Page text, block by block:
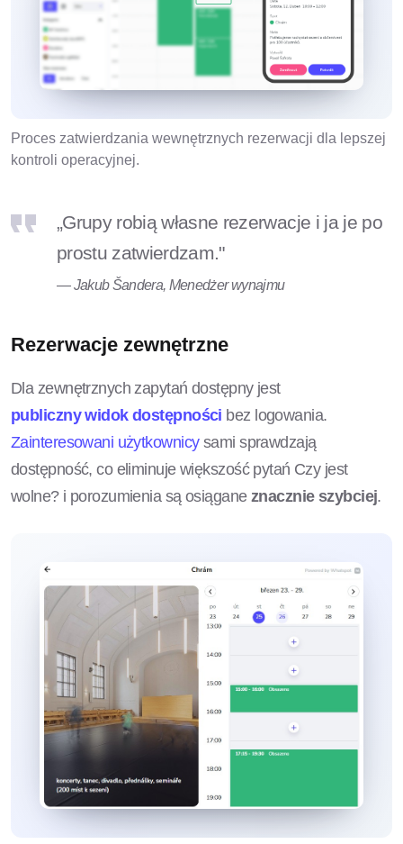
Proces zatwierdzania wewnętrznych rezerwacji dla lepszej
kontroli operacyjnej.
„Grupy robią własne rezerwacje i ja je po
prostu zatwierdzam."
— Jakub Šandera, Menedżer wynajmu
Rezerwacje zewnętrzne
Dla zewnętrznych zapytań dostępny jest
publiczny widok dostępności bez logowania.
Zainteresowani użytkownicysami sprawdzają
dostępność, co eliminuje większość pytań Czy jest
wolne? i porozumienia są osiągane znacznie szybciej.